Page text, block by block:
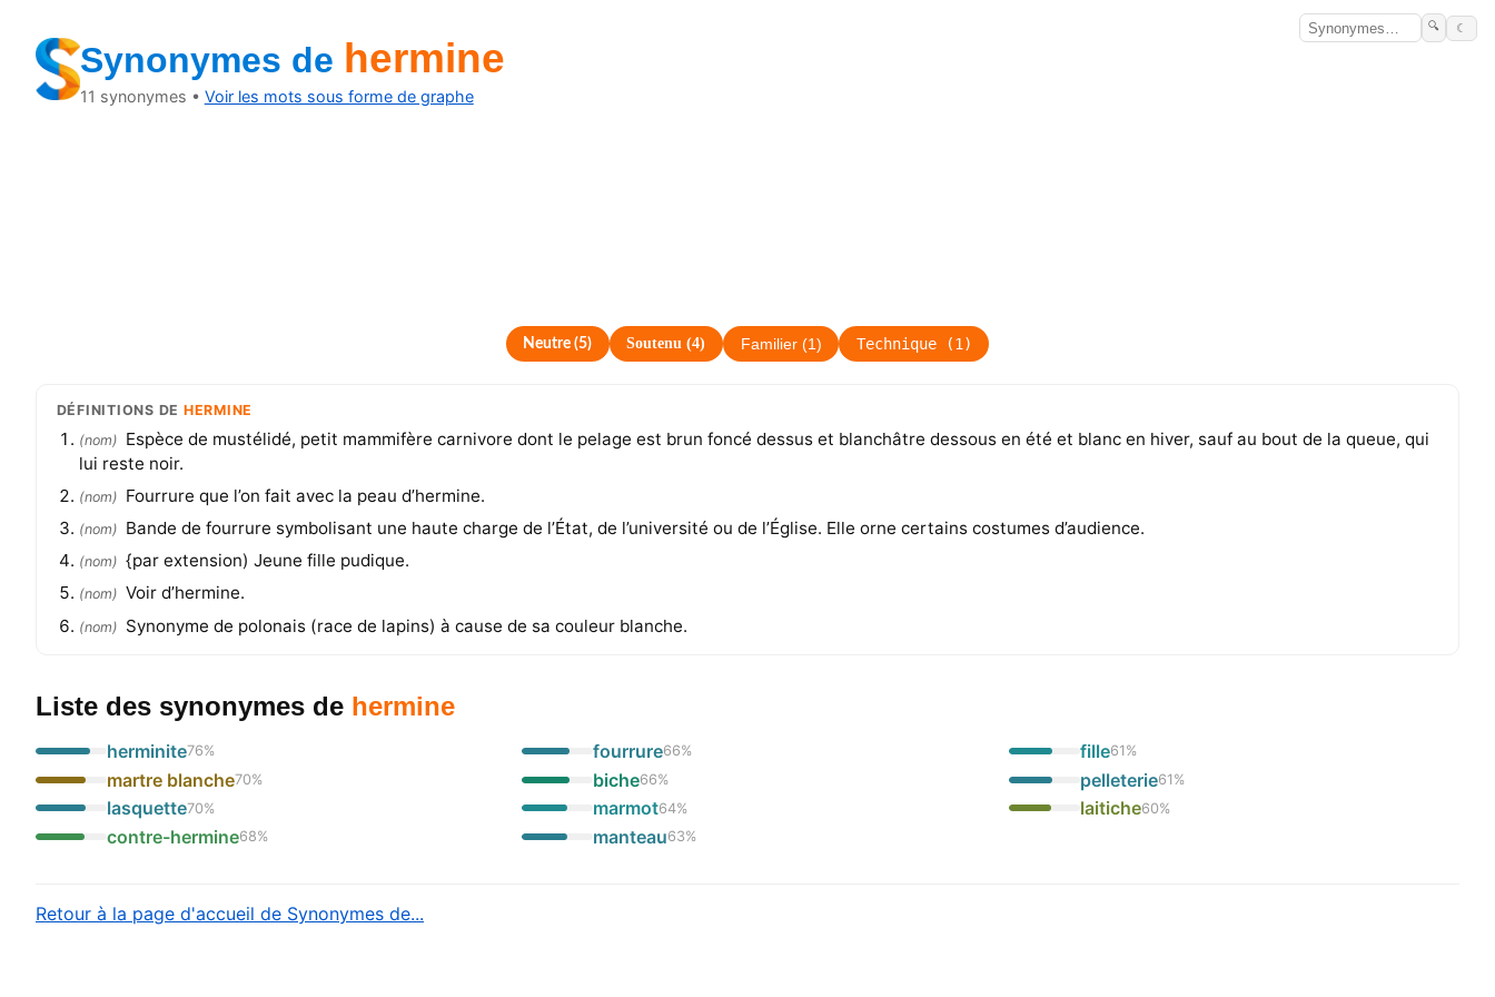
🔍 ☾
Synonymes de hermine
11 synonymes • Voir les mots sous forme de graphe
Neutre (5) Soutenu (4) Familier(1 ) Technique(1 )
DÉFINITIONS DE HERMINE
(nom) Espèce de mustélidé, petit mammifère carnivore dont le pelage est brun foncé dessus et blanchâtre dessous en été et blanc en hiver, sauf au bout de la queue, qui
lui reste noir.
(nom) Fourrure que l’on fait avec la peau d’hermine.
(nom) Bande de fourrure symbolisant une haute charge de l’État, de l’université ou de l’Église. Elle orne certains costumes d’audience.
(nom) {par extension) Jeune fille pudique.
(nom) Voir d’hermine.
(nom) Synonyme de polonais (race de lapins) à cause de sa couleur blanche.
Liste des synonymes de hermine
herminite76%
martre blanche70%
lasquette70%
contre-hermine68%
fourrure66%
biche66%
marmot64%
manteau63%
fille61 %
pelleterie61 %
laitiche60%
Retour à la page d'accueil de Synonymes de...